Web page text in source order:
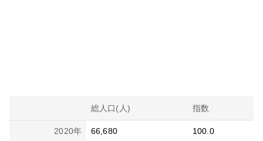
総人口(人) 指数
2020年 66,680 100.0